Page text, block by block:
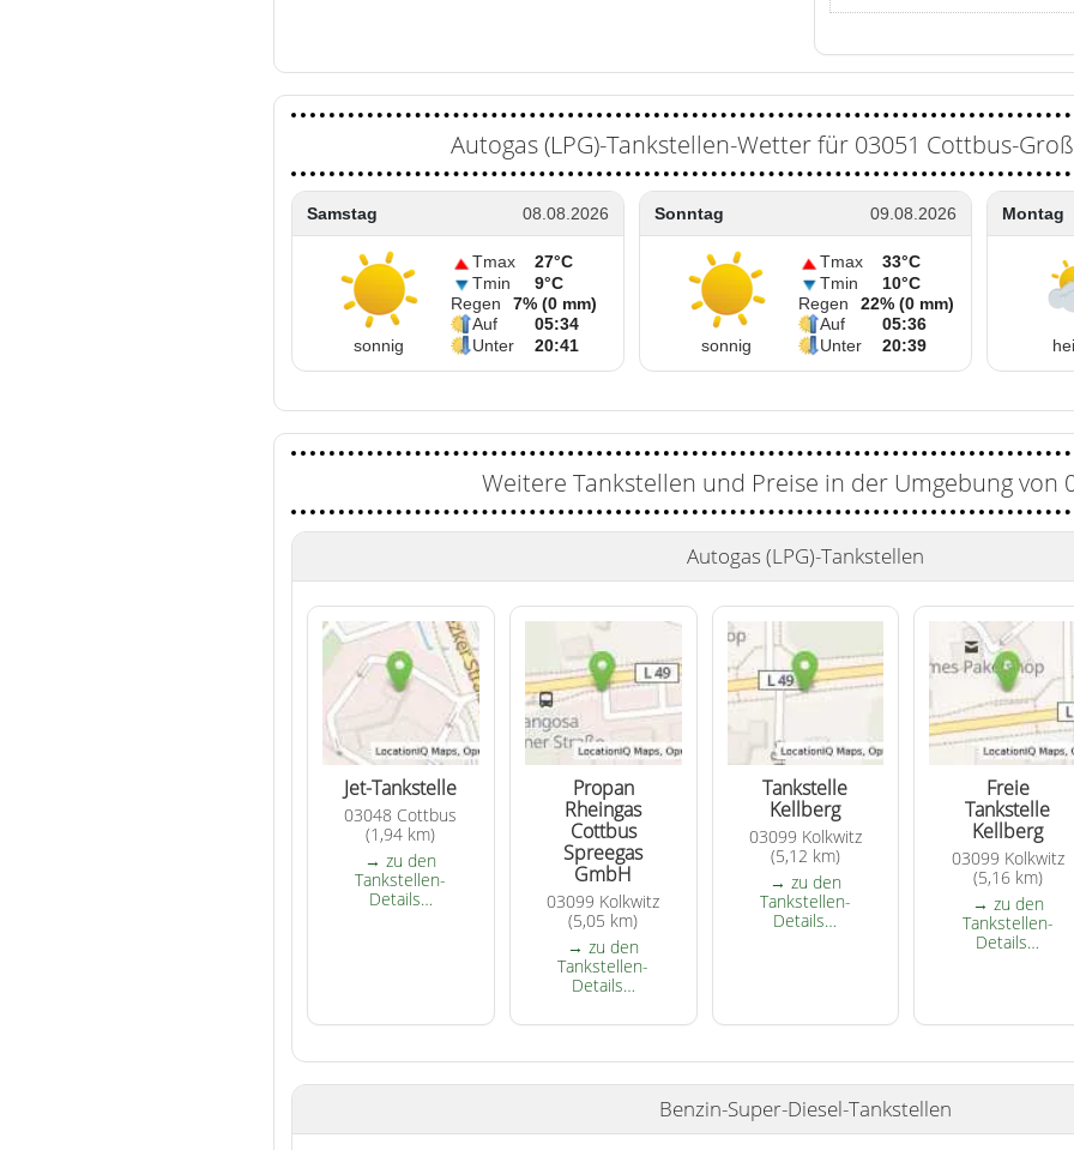
Autogas (LPG)-Tankstellen-Wetter für 03051 Cottbus-
Samstag 08.08.2026
sonnig
Tmax
27°C
Tmin
9°C
Regen
7% (0 mm)
Auf
05:34
Unter
20:41
Sonntag 09.08.2026
sonnig
Tmax
33°C
Tmin
10°C
Regen
22% (0 mm)
Auf
05:36
Unter
20:39
Montag
Weitere Tankstellen und Preise in der Umgebung von
Autogas (LPG)-Tankstellen
Jet-Tankstelle
03048 Cottbus
(1,94 km)
→ zu den
Tankstellen-
Details…
Propan
Rheingas
Cottbus
Spreegas
GmbH
03099 Kolkwitz
(5,05 km)
→ zu den
Tankstellen-
Details…
Tankstelle
Kellberg
03099 Kolkwitz
(5,12 km)
→ zu den
Tankstellen-
Details…
Freie
Tankstelle
Kellberg
03099 Kolkwitz
(5,16 km)
→ zu den
Tankstellen-
Details…
Benzin-Super-Diesel-Tankstellen